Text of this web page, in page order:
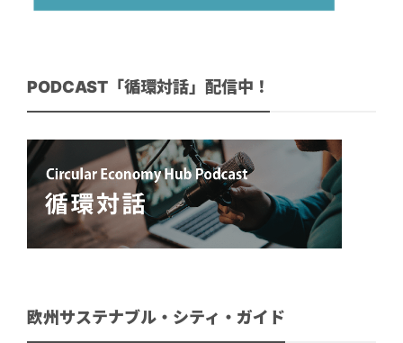
PODCAST「循環対話」配信中！
欧州サステナブル・シティ・ガイド